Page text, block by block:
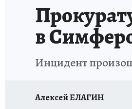
в
Инцидент
Алексей ЕЛАГИН